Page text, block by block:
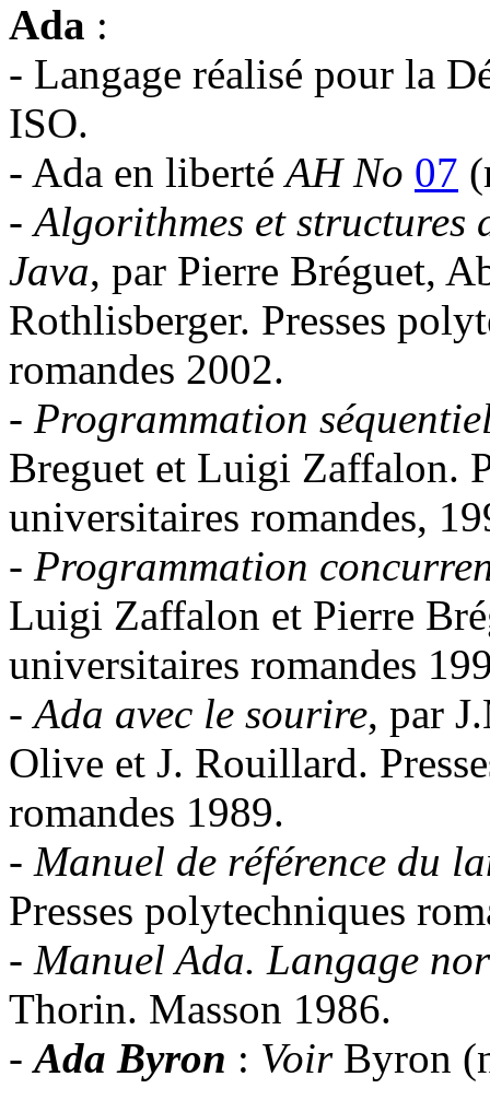
Ada :
- Langage réalisé pour la
ISO.
- Ada en libertéAH No 07
-Algorithmes et structures
Java, par Pierre Bréguet,
Rothlisberger. Presses
romandes 2002.
- Programmation
Breguet et Luigi Zaffalon.
universitaires romandes,
- Programmation
Luigi Zaffalon et Pierre
universitaires romandes
-Ada avec le sourire, par
Olive et J. Rouillard.
romandes 1989.
- Manuel de référence du
Presses polytechniques
- Manuel Ada. Langage
Thorin. Masson 1986.
-Ada Byron : VoirByron